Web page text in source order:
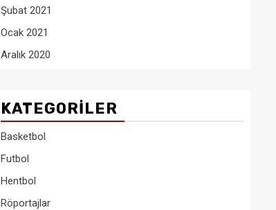
Şubat 2021
Ocak 2021
Aralık 2020
KATEGORILER
Basketbol
Futbol
Hentbol
Röportajlar